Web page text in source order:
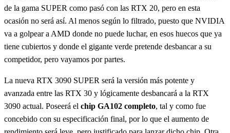
de la gama SUPER como pasó con las RTX 20, pero en esta
ocasión no será así. Al menos según lo filtrado, puesto que NVIDIA
va a golpear a AMD donde no puede luchar, en esos huecos que ya
tiene cubiertos y donde el gigante verde pretende desbancar a su
competidor, pero vayamos por partes.
La nueva RTX 3090 SUPER será la versión más potente y
avanzada entre las RTX 30 y lógicamente desbancará a la RTX
3090 actual. Poseerá el chip GA102 completo, tal y como fue
concebido con su especificación final, por lo que el aumento de